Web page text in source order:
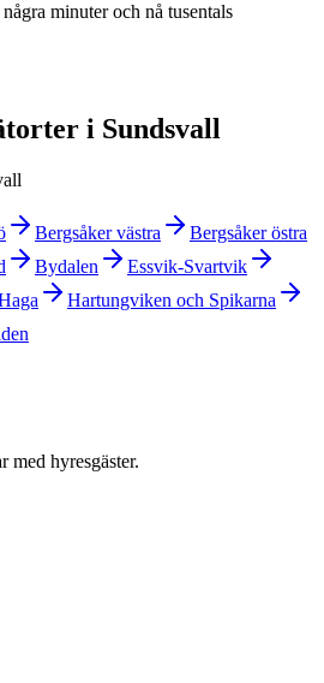
minuter och nå tusentals
i Sundsvall
Bergsåker västra
Bergsåker östra
Bydalen
Essvik-Svartvik
Hartungviken och Spikarna
med hyresgäster.